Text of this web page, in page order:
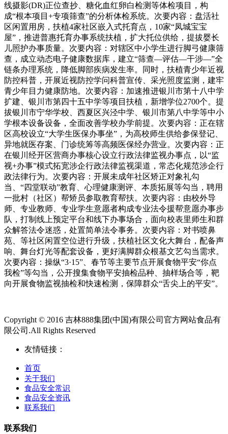
线摄影(DR)正位查抄、糖化血红卵白检测等体检项目，构
成“根本项目+专项筛查”的分析体检系统。次要内容：盘活社
区闲置用房，扶植4家社区嵌入式托育点，10家“凤城宝宝
屋”，推进普惠托育办事系统扶植，扩大托位供给，提拔婴长
儿照护办事质量。次要内容：对辖区中小学生进行脚弓健康筛
查，成立动态电子健康数据库，建立“筛查—评估—干涉—”全
链条办理系统，降低脚部疾病发生率。同时，扶植青少年近视
防控科普，开展近视防控学问科普宣传、采光照度监测，建牢
青少年目力健康防地。次要内容：加速推进银川市第十八中学
扩建、银川市第四十五中学等项目扶植，新增学位2700个。提
拔银川市宁华学校、西夏区兴泾中学、银川市第八中学等中小
学根本设备设备，全面改善学校办学前提。次要内容：正在辖
区高校设立“大学生医保办事坐”，为高校师生供给参保登记、
异地就医存案、门诊统筹等高频医保经办营业。次要内容：正
在银川经开区营商办事核心设立行政法律监视办事点，以“监
视+办事”模式拓宽涉企行政法律监视渠道，常态化规范涉企行
政法律行为。次要内容：开展未成年社区矫正对象礼勾
当、“四堂联动”教育、心理健康测评、本质拓展等勾当，聘用
一批村（社区）帮矫员参取教育帮扶。次要内容：由校外导
师、专业教师、专业学生意愿者构成专业法令援帮意愿办事步
队，打制线上预定平台和线下办事场合，面向校表里师生和群
众解答法令迷惑，处置简单法令事务。次要内容：对书喷鼻
苑、等社区闲置空位进行升级，扶植社区文化大舞台，配备声
响、舞台灯光等配套设备，更好满脚群众根基文艺勾当需求。
次要内容：操纵“3·15”、春节等主要节点开展食物平安“你点
我检”等勾当，公开搜集食物平安抽检品种、抽样场合等，靶
向开展食物监视抽检和快速检测，保障群众“舌尖上的平安”。
Copyright © 2016 吉林888集团(中国)有限公司官方网站食品有
限公司.All Rights Reserved
友情链接：
首页
关于我们
食品安全常识
食品安全资讯
联系我们
联系我们